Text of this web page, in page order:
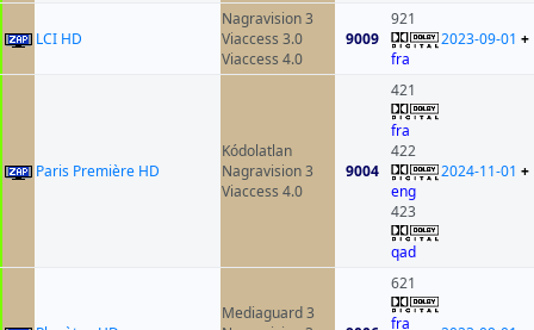
LCI HD
Nagravision 3
Viaccess 3.0
Viaccess 4.0
9009
921
fra
2023-09-01 +
Paris Première HD
Kódolatlan
Nagravision 3
Viaccess 4.0
9004
421
fra
422
eng
423
qad
2024-11-01 +
Mediaguard 3
621
fra